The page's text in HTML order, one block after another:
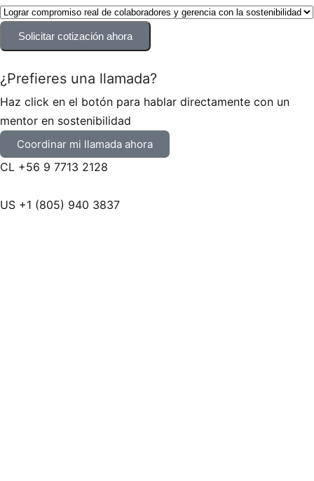
Solicitar cotización ahora
¿Prefieres una llamada?
Haz click en el botón para hablar directamente con un
mentor en sostenibilidad
Coordinar mi llamada ahora
CL +56 9 7713 2128
US +1 (805) 940 3837